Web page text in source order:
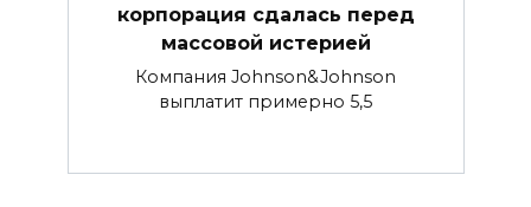
корпорация сдалась перед
массовой истерией
Компания Johnson&Johnson
выплатит примерно 5,5